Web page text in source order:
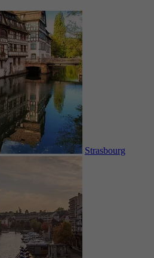
Strasbourg